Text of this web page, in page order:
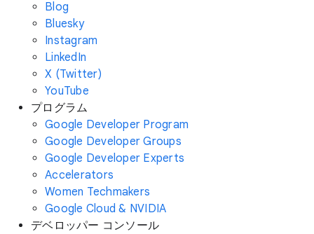
Blog
Bluesky
Instagram
LinkedIn
X (Twitter)
YouTube
プログラム
Google Developer Program
Google Developer Groups
Google Developer Experts
Accelerators
Women Techmakers
Google Cloud & NVIDIA
デベロッパー コンソール